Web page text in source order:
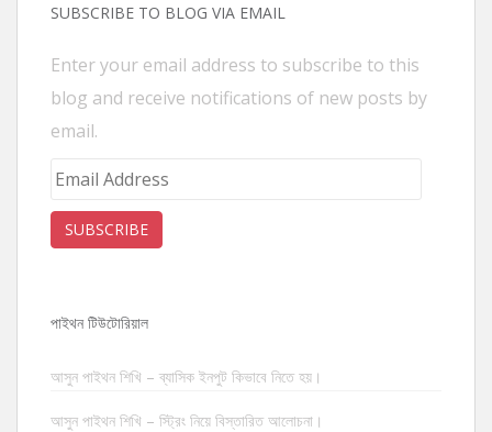
SUBSCRIBE TO BLOG VIA EMAIL
Enter your email address to subscribe to this
blog and receive notifications of new posts by
email.
Email
Address
SUBSCRIBE
পাইথন টিউটোরিয়াল
আসুন পাইথন শিখি – ব্যাসিক ইনপুট কিভাবে নিতে হয়।
আসুন পাইথন শিখি – স্ট্রিং নিয়ে বিস্তারিত আলোচনা।